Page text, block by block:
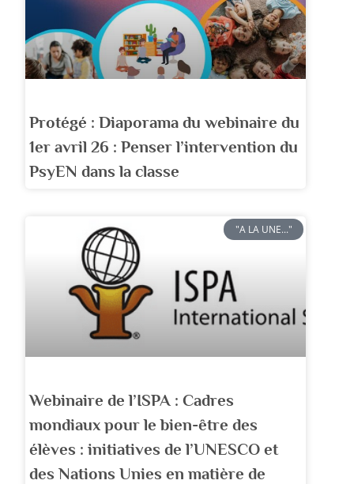
Protégé : Diaporama du webinaire du
1er avril 26 : Penser l’intervention du
PsyEN dans la classe
"A LA UNE..."
Webinaire de l’ISPA : Cadres
mondiaux pour le bien-être des
élèves : initiatives de l’UNESCO et
des Nations Unies en matière de